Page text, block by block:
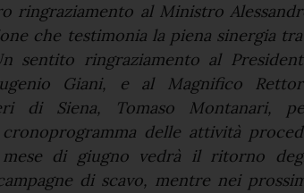
ringraziamento al Ministro
che testimonia la piena sinergia
sentito ringraziamento al
Giani, e al Magnifico
di Siena, Tomaso Montanari,
delle attività
mese di giugno vedrà il ritorno
di scavo, mentre nei